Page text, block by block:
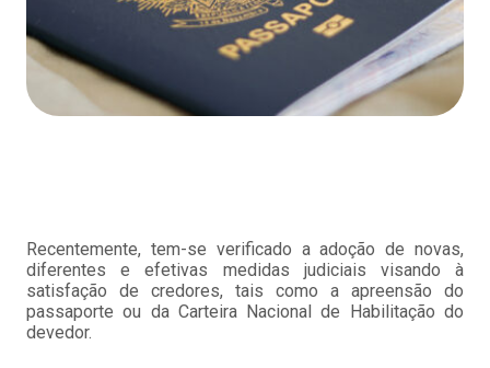
Recentemente, tem-se verificado a adoção de novas,
diferentes e efetivas medidas judiciais visando à
satisfação de credores, tais como a apreensão do
passaporte ou da Carteira Nacional de Habilitação do
devedor.